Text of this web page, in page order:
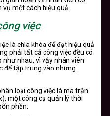
một cách hiệu quả.
việc
là chìa khóa để đạt hiệu quả
phải tất cả công việc đều có
nhau, vì vậy nhân viên
để tập trung vào những
loại công việc là ma trận
một công cụ quản lý thời
phần: